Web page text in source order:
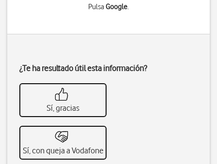
PulsaGoogle.
¿Te ha resultado útil esta información?
Sí, gracias
Sí, con queja a Vodafone